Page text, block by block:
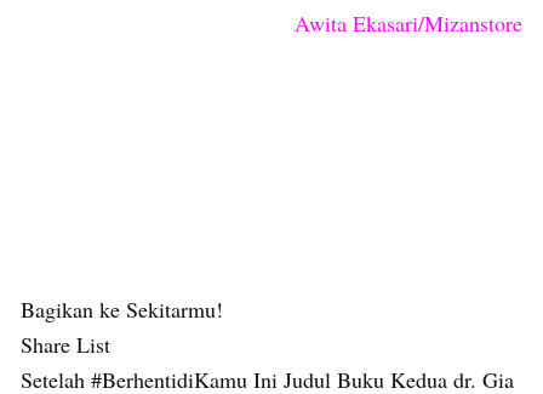
Awita Ekasari/Mizanstore
Bagikan ke Sekitarmu!
Share List
Setelah #BerhentidiKamu Ini Judul Buku Kedua dr. Gia